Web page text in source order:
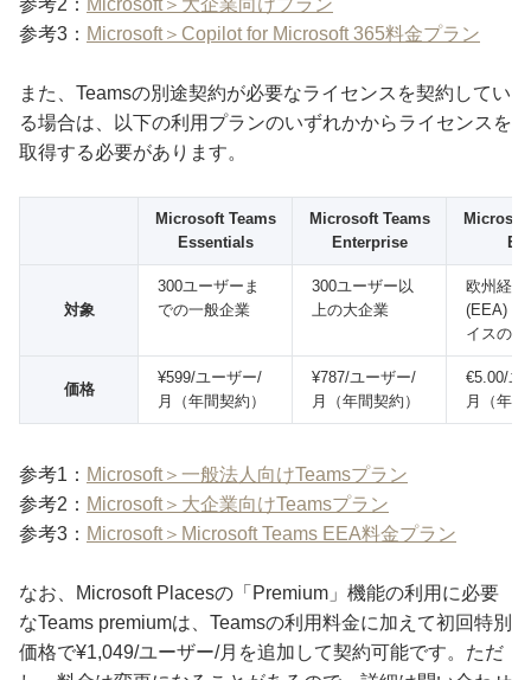
参考3： Microsoft＞Copilot for Microsoft 365料金プラン
また、Teamsの別途契約が必要なライセンスを契約してい
る場合は、以下の利用プランのいずれかからライセンスを
取得する必要があります。
Microsoft Teams
Essentials
Microsoft Teams
Enterprise
対象
300ユーザーま
での一般企業
300ユーザー以
上の大企業
欧州経済
(EEA) お
イスの企
価格
¥599/ユーザー/
月（年間契約）
¥787/ユーザー/
月（年間契約）
€5.00/ユ
月（年
参考1： Microsoft＞一般法人向けTeamsプラン
参考2： Microsoft＞大企業向けTeamsプラン
参考3： Microsoft＞Microsoft Teams EEA料金プラン
なお、Microsoft Placesの「Premium」機能の利用に必要
なTeams premiumは、Teamsの利用料金に加えて初回特別
価格で¥1,049/ユーザー/月を追加して契約可能です。ただ